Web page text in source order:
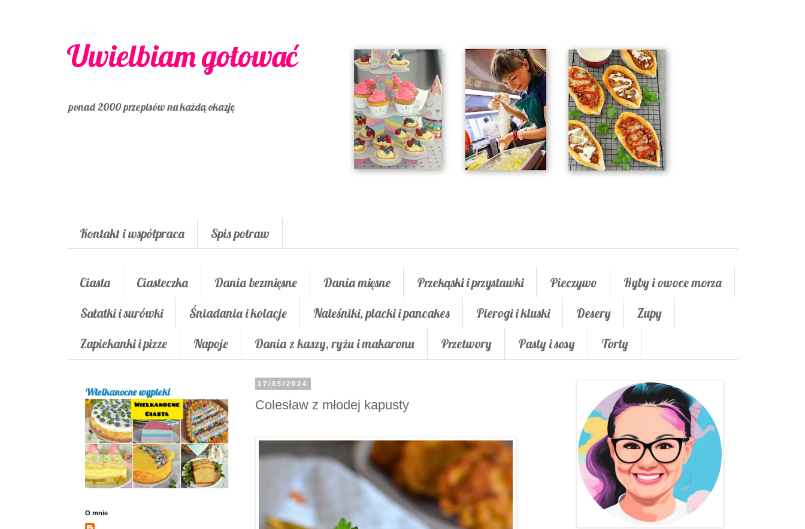
Uwielbiam gotować
ponad 2000 przepisów na każdą okazję
Kontakt i współpraca Spis potraw
Ciasta Ciasteczka Dania bezmięsne Dania mięsne Przekąski i przystawki Pieczywo
Ryby i owoce morza
Sałatki i surówki
Śniadania i kolacje Naleśniki, placki i pancakes Pierogi i kluski Desery
Zupy
Zapiekanki i pizze
Napoje Dania z kaszy, ryżu i makaronu Przetwory Pasty i sosy Torty
17/05/2024
Colesław z młodej kapusty
Wielkanocne wypieki
O mnie